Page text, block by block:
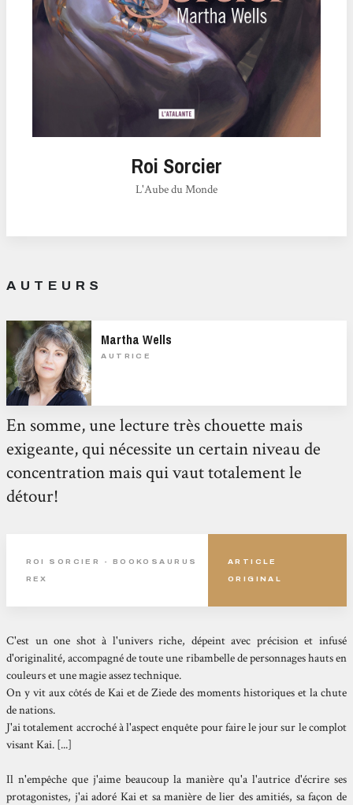
Roi Sorcier
L'Aube du Monde
AUTEURS
Martha Wells
AUTRICE
En somme, une lecture très chouette mais
exigeante, qui nécessite un certain niveau de
concentration mais qui vaut totalement le
détour!
ROI SORCIER - BOOKOSAURUS
REX
ARTICLE
ORIGINAL
C'est un one shot à l'univers riche, dépeint avec précision et infusé
d'originalité, accompagné de toute une ribambelle de personnages hauts en
couleurs et une magie assez technique.
On y vit aux côtés de Kai et de Ziede des moments historiques et la chute
de nations.
J'ai totalement accroché à l'aspect enquête pour faire le jour sur le complot
visant Kai. [...]
Il n'empêche que j'aime beaucoup la manière qu'a l'autrice d'écrire ses
protagonistes, j'ai adoré Kai et sa manière de lier des amitiés, sa façon de